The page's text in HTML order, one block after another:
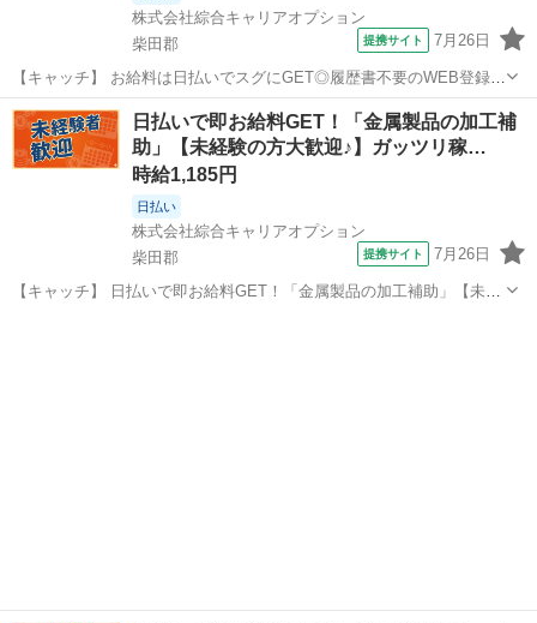
株式会社綜合キャリアオプション
柴田郡
提携サイト 7月26日
【キャッチ】 お給料は日払いでスグにGET◎履歴書不要のWEB登録
OK！「組立検査」高時給1180円！槻木周辺！20代～40代のスタッフ
が多数活躍中★ 【コメント】 弊社なら事前の職場見学が多数！お仕事
安心スタート★★ ...
宮城 柴田郡 工場
日払いで即お給料GET！「金属製品の加工補
助」【未経験の方大歓迎♪】ガッツリ稼…
時給1,185円
日払い
株式会社綜合キャリアオプション
柴田郡
提携サイト 7月26日
【キャッチ】 日払いで即お給料GET！「金属製品の加工補助」【未経